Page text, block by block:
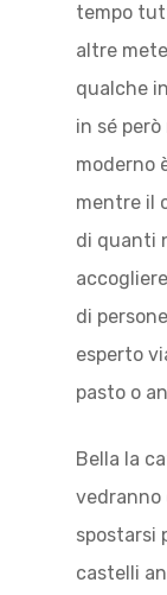
tempo
altre
qualche
in sé
moderno
mentre il
di quanti
di
esperto
pasto o
Bella la
vedranno
spostarsi
castelli